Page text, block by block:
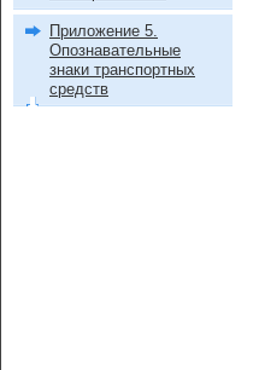
Приложение 5.
Опознавательные
знаки транспортных
средств